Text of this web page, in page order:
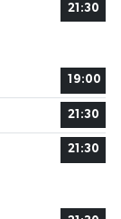
21:30
19:00
21:30
21:30